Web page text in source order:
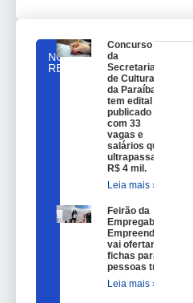
NOTICIAS
RELACIONADAS
Concurso
da
Secretaria
de Cultura
da Paraíba
tem edital
publicado
com 33
vagas e
salários que
ultrapassam
R$ 4 mil.
Leia mais »
Feirão da
Empregabilidade e
Empreendedorismo
vai ofertar 100
fichas para
pessoas trans.
Leia mais »